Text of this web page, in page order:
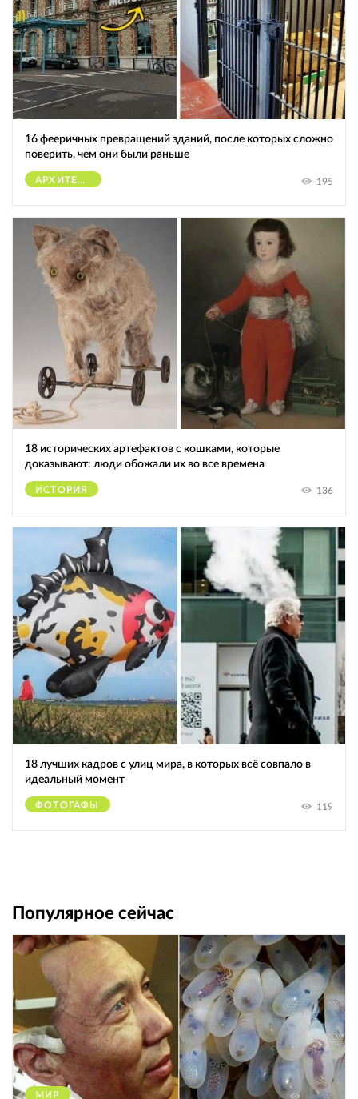
16 фееричных превращений зданий, после которых сложно
поверить, чем они были раньше
АРХИТЕКТУРА 195
18 исторических артефактов с кошками, которые
доказывают: люди обожали их во все времена
ИСТОРИЯ 136
18 лучших кадров с улиц мира, в которых всё совпало в
идеальный момент
ФОТОГАФЫ 119
Популярное сейчас
МИР 12459